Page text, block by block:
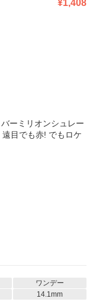
¥1,408
ーミリオンシュレー
目でも赤! でもロケ
ワンデー
14.1mm